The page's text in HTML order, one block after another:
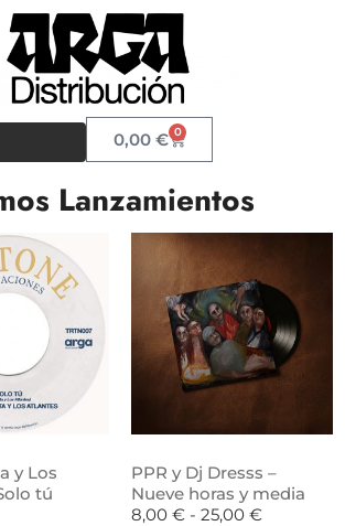
0,00€ 0
Lanzamientos
y Los
tú
PPR y Dj Dresss –
Nueve horas y media
8,00 € - 25,00 €